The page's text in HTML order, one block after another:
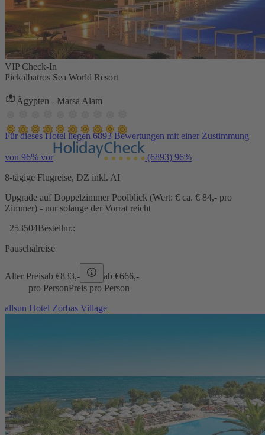
VIP Check-In
Pickalbatros Sea World Resort
Ägypten - Marsa Alam
Für dieses Hotel liegen 6893 Bewertungen mit einer Zustimmung
von 96% vor (6893) 96%
8-tägige Flugreise, DZ inkl. AI
Upgrade auf Doppelzimmer Poolblick (Wert: € ca. € 84,- pro
Zimmer) - nur solange der Vorrat reicht
253504Bestellnr.:
Pauschalreise
Alter Preisab €833,- ab €666,-
pro PersonPreis pro Person
allsun Hotel Zorbas Village